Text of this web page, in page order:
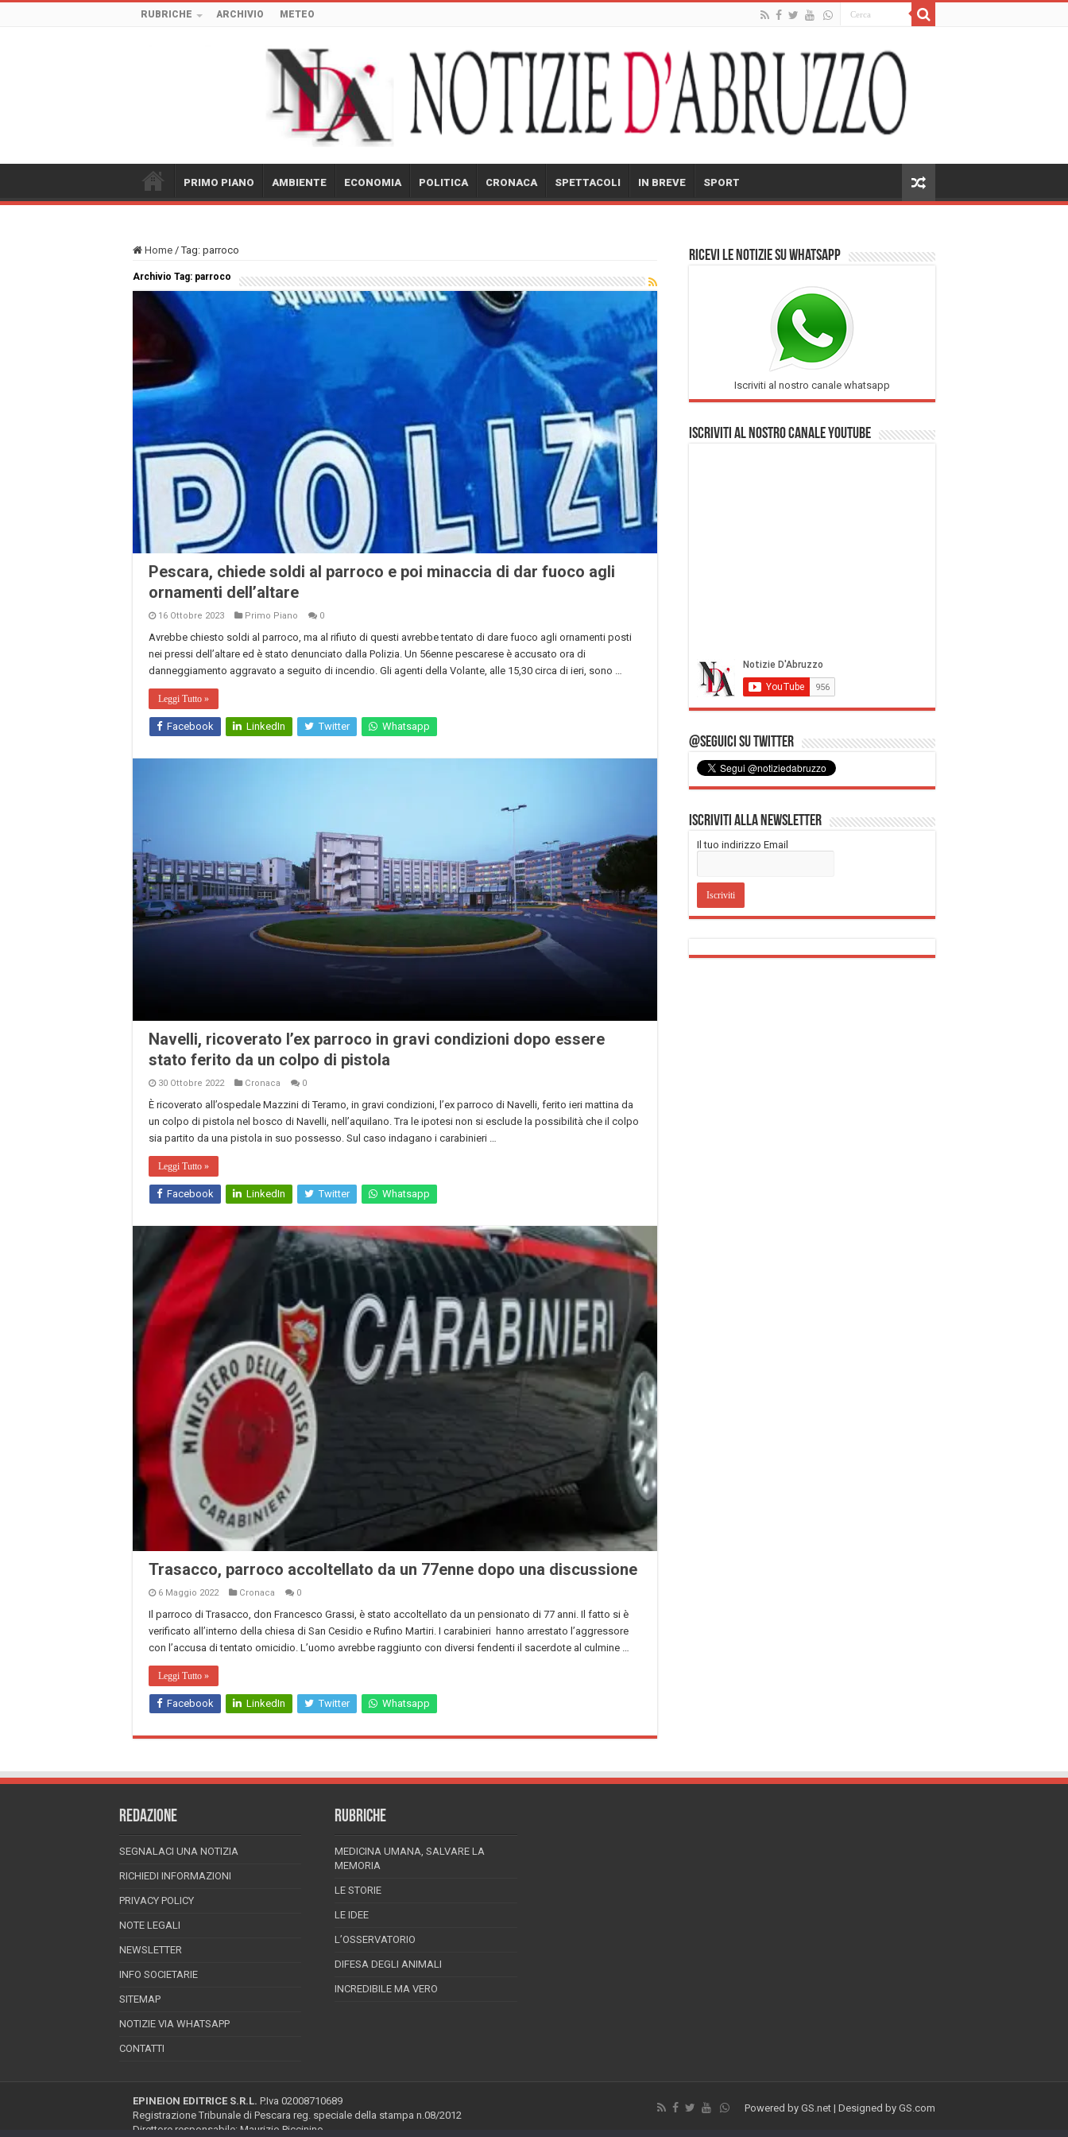
RUBRICHE ARCHIVIO METEO
PRIMO PIANO AMBIENTE ECONOMIA POLITICA CRONACA SPETTACOLI IN BREVE SPORT
Home / Tag: parroco
Archivio Tag: parroco
Pescara, chiede soldi al parroco e poi minaccia di dar fuoco agli
ornamenti dell’altare
16 Ottobre 2023 Primo Piano 0
Avrebbe chiesto soldi al parroco, ma al rifiuto di questi avrebbe tentato di dare fuoco agli ornamenti posti
nei pressi dell’altare ed è stato denunciato dalla Polizia. Un 56enne pescarese è accusato ora di
danneggiamento aggravato a seguito di incendio. Gli agenti della Volante, alle 15,30 circa di ieri, sono …
Leggi Tutto »
Facebook LinkedIn Twitter Whatsapp
Navelli, ricoverato l’ex parroco in gravi condizioni dopo essere
stato ferito da un colpo di pistola
30 Ottobre 2022 Cronaca 0
È ricoverato all’ospedale Mazzini di Teramo, in gravi condizioni, l’ex parroco di Navelli, ferito ieri mattina da
un colpo di pistola nel bosco di Navelli, nell’aquilano. Tra le ipotesi non si esclude la possibilità che il colpo
sia partito da una pistola in suo possesso. Sul caso indagano i carabinieri …
Leggi Tutto »
Facebook LinkedIn Twitter Whatsapp
Trasacco, parroco accoltellato da un 77enne dopo una discussione
6 Maggio 2022 Cronaca 0
Il parroco di Trasacco, don Francesco Grassi, è stato accoltellato da un pensionato di 77 anni. Il fatto si è
verificato all’interno della chiesa di San Cesidio e Rufino Martiri. I carabinieri hanno arrestato l’aggressore
con l’accusa di tentato omicidio. L’uomo avrebbe raggiunto con diversi fendenti il sacerdote al culmine …
Leggi Tutto »
Facebook LinkedIn Twitter Whatsapp
Ricevi le notizie su Whatsapp
Iscriviti al nostro canale whatsapp
Iscriviti al nostro Canale Youtube
@Seguici su Twitter
Iscriviti alla Newsletter
Il tuo indirizzo Email
REDAZIONE
SEGNALACI UNA NOTIZIA
RICHIEDI INFORMAZIONI
PRIVACY POLICY
NOTE LEGALI
NEWSLETTER
INFO SOCIETARIE
SITEMAP
NOTIZIE VIA WHATSAPP
CONTATTI
RUBRICHE
MEDICINA UMANA, SALVARE LA
MEMORIA
LE STORIE
LE IDEE
L’OSSERVATORIO
DIFESA DEGLI ANIMALI
INCREDIBILE MA VERO
Powered by GS.net | Designed by GS.com
EPINEION EDITRICE S.R.L. P.Iva 02008710689
Registrazione Tribunale di Pescara reg. speciale della stampa n.08/2012
Direttore responsabile: Maurizio Piccinino